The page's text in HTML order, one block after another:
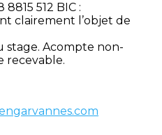
512 BIC :
clairement l’objet de
stage. Acompte non-
recevable.